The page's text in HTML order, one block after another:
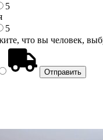
5
5
что вы человек,